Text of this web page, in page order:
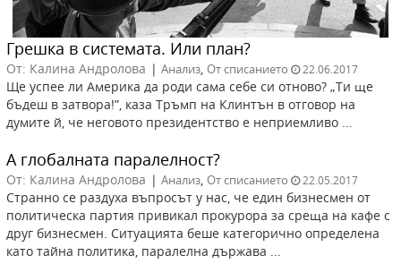
Грешка в системата. Или план?
От: Калина Андролова | Анализ От списанието 22.06.2017
Ще успее ли Америка да роди сама себе си отново? „Ти ще
бъдеш в затвора!”, каза Тръмп на Клинтън в отговор на
думите й, че неговото президентство е неприемливо ...
А глобалната паралелност?
От: Калина Андролова | Анализ От списанието 22.05.2017
Странно се раздуха въпросът у нас, че един бизнесмен от
политическа партия привикал прокурора за среща на кафе с
друг бизнесмен. Ситуацията беше категорично определена
като тайна политика, паралелна държава ...